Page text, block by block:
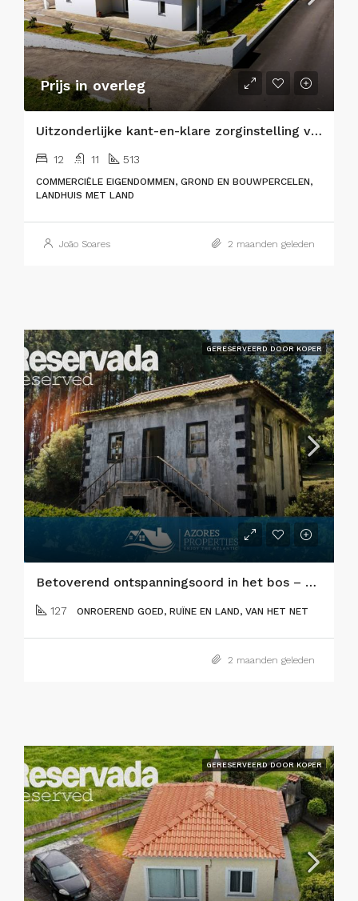
Prijs in overleg
Uitzonderlijke kant-en-klare zorginstelling voor senioren & eersteklas vastgoedbelegging
12 11 513
COMMERCIËLE EIGENDOMMEN, GROND EN BOUWPERCELEN,
LANDHUIS MET LAND
João Soares 2 maanden geleden
GERESERVEERD DOOR KOPER
Betoverend ontspanningsoord in het bos – Flamengos, eiland Faial
127 ONROEREND GOED, RUÏNE EN LAND, VAN HET NET
2 maanden geleden
GERESERVEERD DOOR KOPER